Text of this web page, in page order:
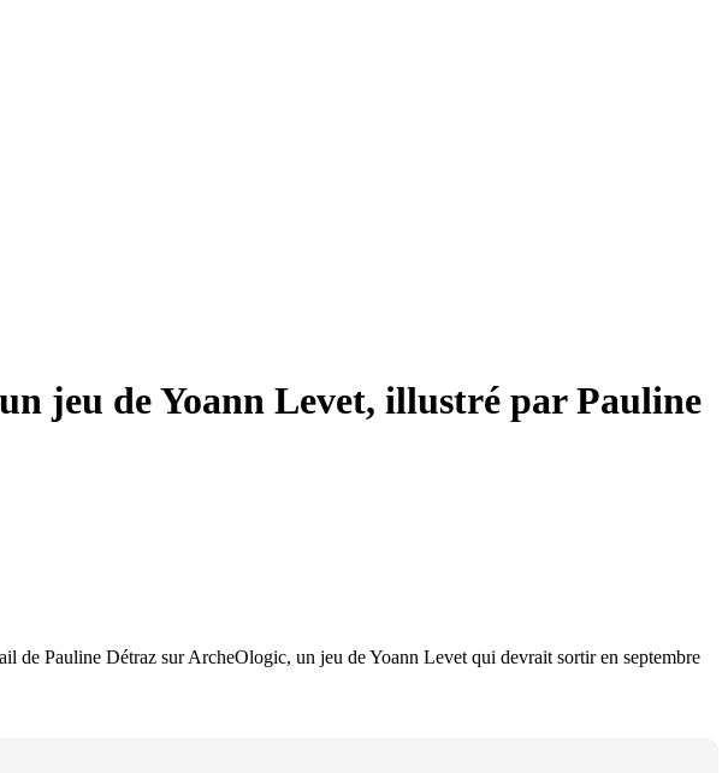
jeu de Yoann Levet, illustré par Pauline
de Pauline Détraz sur ArcheOlogic, un jeu de Yoann Levet qui devrait sortir en septembre